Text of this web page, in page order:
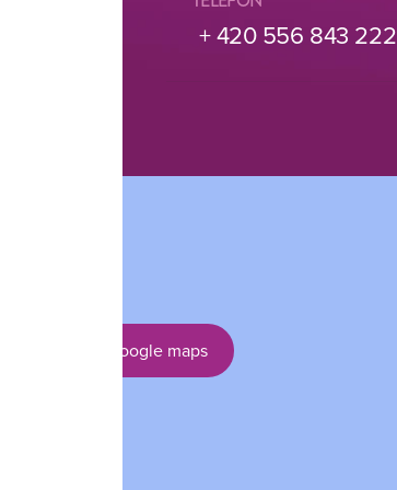
+ 420 556 843 222
Otevřit v Google maps